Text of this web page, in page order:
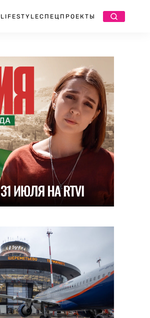
LIFESTYLEСПЕЦПРОЕКТЫ